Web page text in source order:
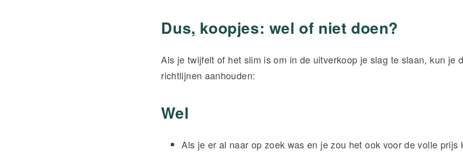
Dus, koopjes: wel of niet doen?
Als je twijfelt of het slim is om in de uitverkoop je slag te slaan, kun je
richtlijnen aanhouden:
Wel
Als je er al naar op zoek was en je zou het ook voor de volle prijs